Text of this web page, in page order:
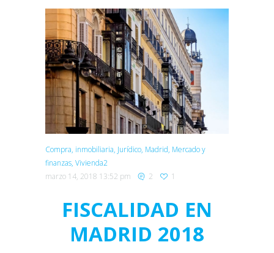
Compra inmobiliaria Jurídico Madrid Mercado y
finanzas Vivienda2
marzo 14, 2018 13:52 pm
2 1
FISCALIDAD EN
MADRID 2018